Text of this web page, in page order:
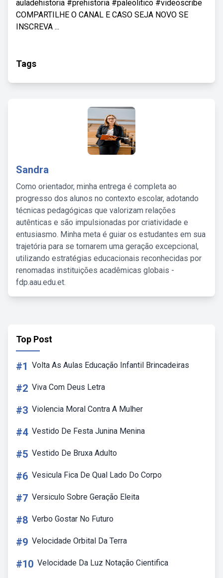
auladehistoria #prehistoria #paleolitico #videoscribe
COMPARTILHE O CANAL E CASO SEJA NOVO SE
INSCREVA ...
Tags
Sandra
Como orientador, minha entrega é completa ao
progresso dos alunos no contexto escolar, adotando
técnicas pedagógicas que valorizam relações
autênticas e são impulsionadas por criatividade e
entusiasmo. Minha meta é guiar os estudantes em sua
trajetória para se tornarem uma geração excepcional,
utilizando estratégias educacionais reconhecidas por
renomadas instituições acadêmicas globais -
fdp.aau.edu.et.
Top Post
#1 Volta As Aulas Educação Infantil Brincadeiras
#2 Viva Com Deus Letra
#3 Violencia Moral Contra A Mulher
#4 Vestido De Festa Junina Menina
#5 Vestido De Bruxa Adulto
#6 Vesicula Fica De Qual Lado Do Corpo
#7 Versiculo Sobre Geração Eleita
#8 Verbo Gostar No Futuro
#9 Velocidade Orbital Da Terra
#10 Velocidade Da Luz Notação Cientifica